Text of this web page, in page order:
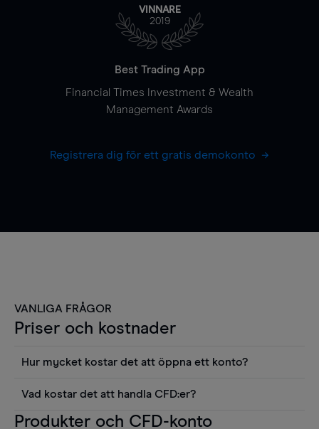
VINNARE
2019
Best Trading App
Financial Times Investment & Wealth
Management Awards
Registrera dig för ett gratis demokonto
VANLIGA FRÅGOR
Priser och kostnader
Hur mycket kostar det att öppna ett konto?
använda sådana verktyg som diagram, Reuters
Vad kostar det att handla CFD:er?
Det är en rad kostnader att tänka på när man
Produkter och CFD-konto